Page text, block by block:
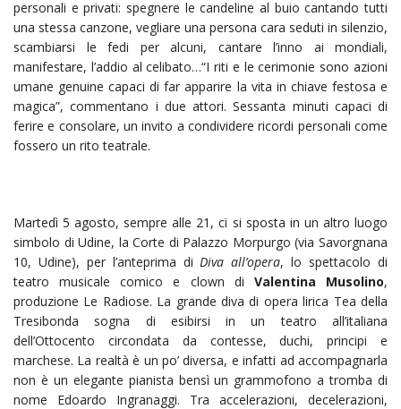
personali e privati: spegnere le candeline al buio cantando tutti
una stessa canzone, vegliare una persona cara seduti in silenzio,
scambiarsi le fedi per alcuni, cantare l’inno ai mondiali,
manifestare, l’addio al celibato…“I riti e le cerimonie sono azioni
umane genuine capaci di far apparire la vita in chiave festosa e
magica”, commentano i due attori. Sessanta minuti capaci di
ferire e consolare, un invito a condividere ricordi personali come
fossero un rito teatrale.
Martedì 5 agosto, sempre alle 21, ci si sposta in un altro luogo
simbolo di Udine, la Corte di Palazzo Morpurgo (via Savorgnana
10, Udine), per l’anteprima di Diva all’opera, lo spettacolo di
teatro musicale comico e clown di Valentina Musolino,
produzione Le Radiose. La grande diva di opera lirica Tea della
Tresibonda sogna di esibirsi in un teatro all’italiana
dell’Ottocento circondata da contesse, duchi, principi e
marchese. La realtà è un po’ diversa, e infatti ad accompagnarla
non è un elegante pianista bensì un grammofono a tromba di
nome Edoardo Ingranaggi.
Tra accelerazioni, decelerazioni,